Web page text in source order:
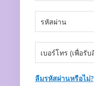
ลืมรหัสผ่านหรือไม่?